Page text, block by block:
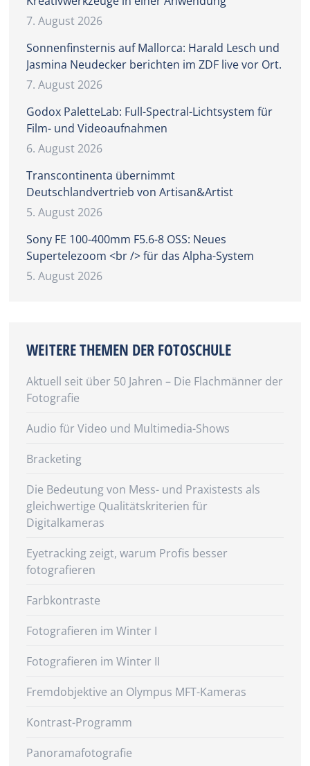
7. August 2026
Sonnenfinsternis auf Mallorca: Harald Lesch und
Jasmina Neudecker berichten im ZDF live vor Ort.
7. August 2026
Godox PaletteLab: Full-Spectral-Lichtsystem für
Film- und Videoaufnahmen
6. August 2026
Transcontinenta übernimmt
Deutschlandvertrieb von Artisan&Artist
5. August 2026
Sony FE 100-400mm F5.6-8 OSS: Neues
Supertelezoom <br /> für das Alpha-System
5. August 2026
WEITERE THEMEN DER FOTOSCHULE
Aktuell seit über 50 Jahren – Die Flachmänner der
Fotografie
Audio für Video und Multimedia-Shows
Bracketing
Die Bedeutung von Mess- und Praxistests als
gleichwertige Qualitätskriterien für
Digitalkameras
Eyetracking zeigt, warum Profis besser
fotografieren
Farbkontraste
Fotografieren im Winter I
Fotografieren im Winter II
Fremdobjektive an Olympus MFT-Kameras
Kontrast-Programm
Panoramafotografie